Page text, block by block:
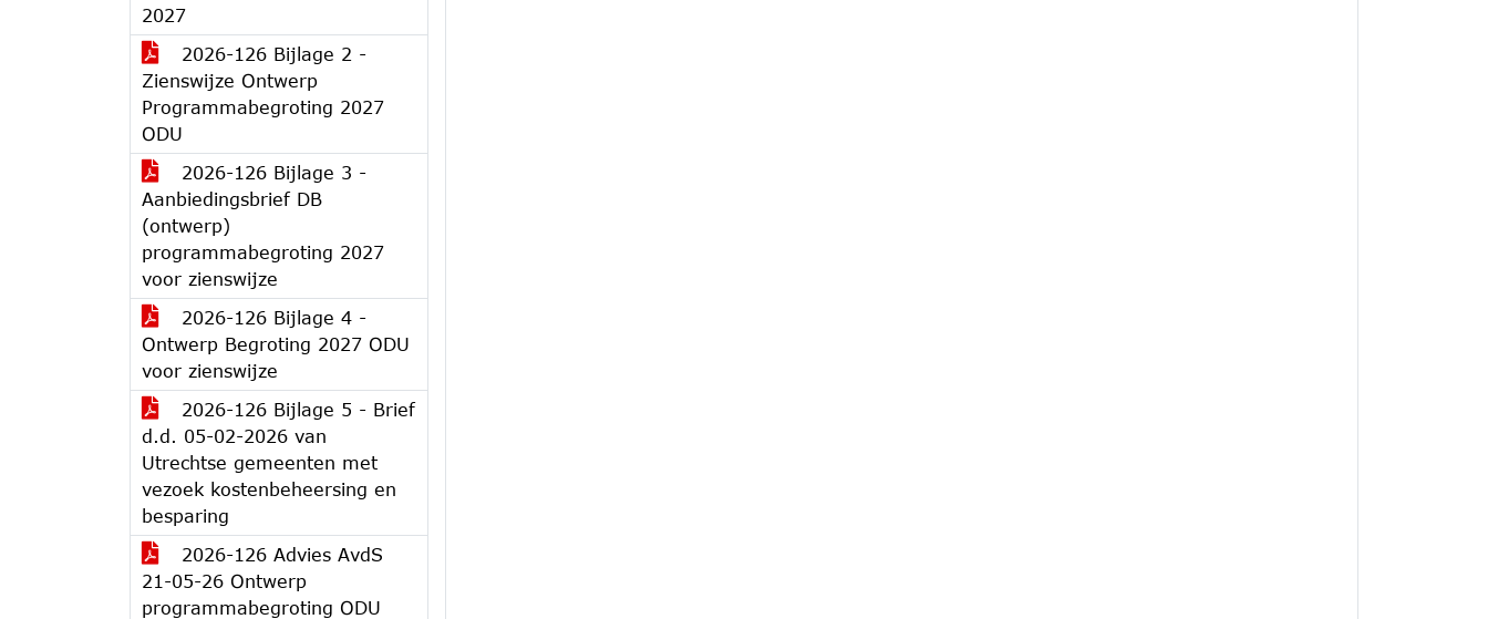
2027
2026-126 Bijlage 2 -
Zienswijze Ontwerp
Programmabegroting 2027
ODU
2026-126 Bijlage 3 -
Aanbiedingsbrief DB
(ontwerp)
programmabegroting 2027
voor zienswijze
2026-126 Bijlage 4 -
Ontwerp Begroting 2027 ODU
voor zienswijze
2026-126 Bijlage 5 - Brief
d.d. 05-02-2026 van
Utrechtse gemeenten met
vezoek kostenbeheersing en
besparing
2026-126 Advies AvdS
21-05-26 Ontwerp
programmabegroting ODU